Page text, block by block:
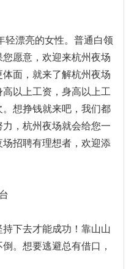
轻漂亮的女性。普通白领
愿意，欢迎来杭州夜场
面，就来了解杭州夜场
以上工资，身高以上工
想挣钱就来吧，我们都
，杭州夜场就会给您一
招聘有理想者，欢迎添
下去才能成功！靠山山
。想要逃避总有借口，